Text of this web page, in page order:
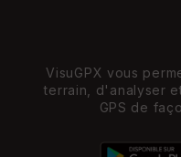
VisuGPX vous
terrain, d'analyser
GPS de